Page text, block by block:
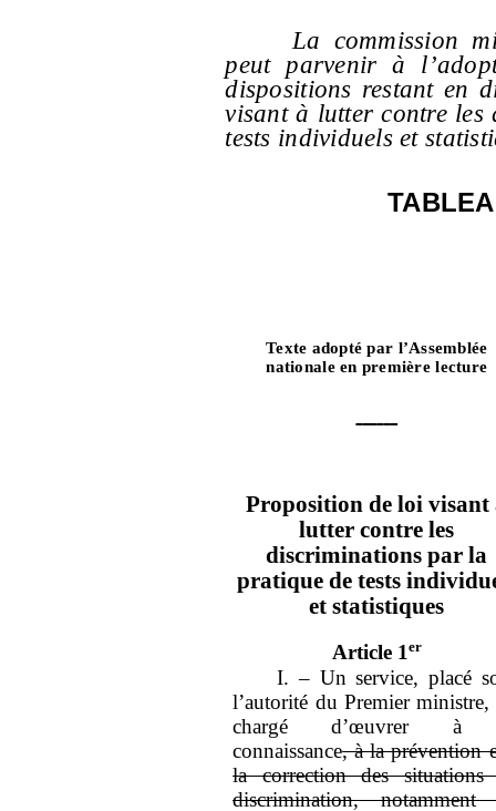
La commission
peut parvenir à
dispositions restant en
visant à lutter contre
tests individuels et
Texte adopté par l’Assemblée
nationale en première lecture
Proposition de loi visant
lutter contre les
discriminations par la
pratique de tests
et statistiques
Article 1 er
I. – Un service, placé
l’autorité du Premier ministre,
chargé d’œuvrer à
connaissance, à la prévention
la correction des situations
discrimination, notamment